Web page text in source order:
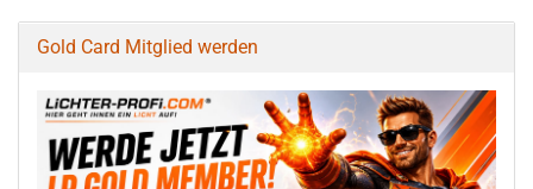
Gold Card Mitglied werden